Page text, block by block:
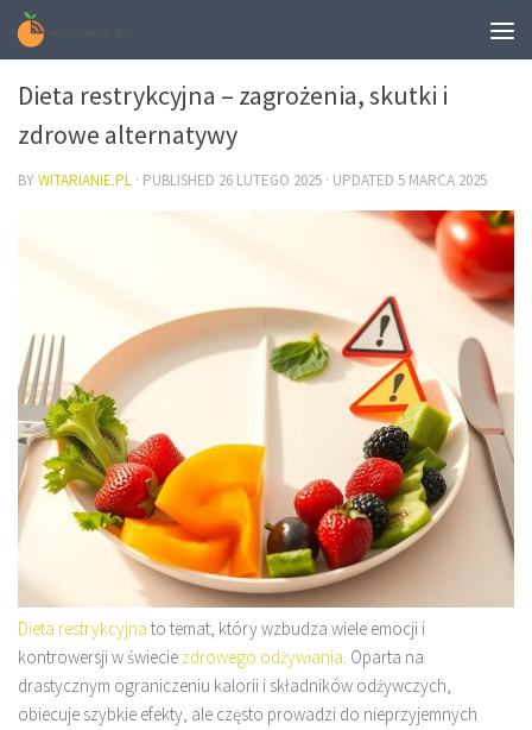
DIETA
Dieta restrykcyjna – zagrożenia, skutki i
zdrowe alternatywy
BYWITARIANIE.PL · PUBLISHED 26 LUTEGO 2025 · UPDATED 5 MARCA 2025
Dieta restrykcyjna to temat, który wzbudza wiele emocji i
kontrowersji w świecie zdrowego odżywiania. Oparta na
drastycznym ograniczeniu kalorii i składników odżywczych,
obiecuje szybkie efekty, ale często prowadzi do nieprzyjemnych